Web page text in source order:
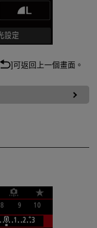
]可返回上一個畫面。